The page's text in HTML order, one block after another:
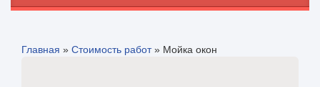
Главная » Стоимость работ» Мойка окон